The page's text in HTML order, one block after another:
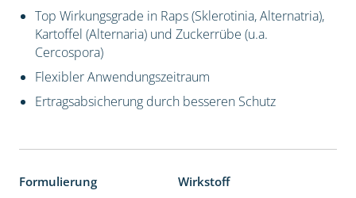
Top Wirkungsgrade in Raps (Sklerotinia, Alternatria),
Kartoffel (Alternaria) und Zuckerrübe (u.a.
Cercospora)
Flexibler Anwendungszeitraum
Ertragsabsicherung durch besseren Schutz
Formulierung Wirkstoff